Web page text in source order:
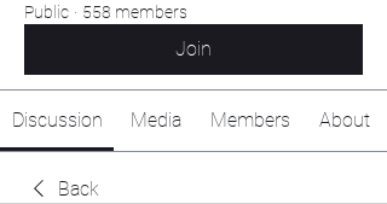
Public · 558 members
Join
Discussion Media Members About
Back